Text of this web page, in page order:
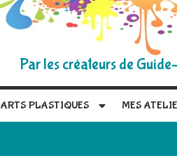
Par les créateurs de
ARTS PLASTIQUES MES